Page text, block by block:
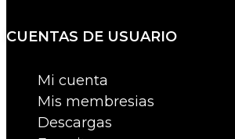
CUENTAS DE USUARIO
Mi cuenta
Mis membresias
Descargas